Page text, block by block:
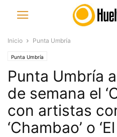
Inicio Punta Umbría
Punta Umbría
Punta Umbría
de semana el
con artistas
‘Chambao’ o